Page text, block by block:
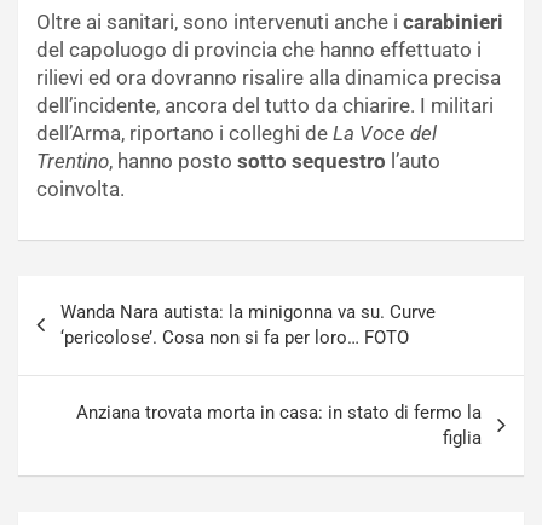
Oltre ai sanitari, sono intervenuti anche i carabinieri
del capoluogo di provincia che hanno effettuato i
rilievi ed ora dovranno risalire alla dinamica precisa
dell’incidente, ancora del tutto da chiarire. I militari
dell’Arma, riportano i colleghi de La Voce del
Trentino, hanno posto sotto sequestro l’auto
coinvolta.
articoli
Wanda Nara autista: la minigonna va su. Curve
‘pericolose’. Cosa non si fa per loro… FOTO
Anziana trovata morta in casa: in stato di fermo la
figlia